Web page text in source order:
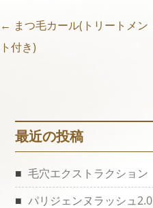
投
ー
← まつ毛カール(トリートメン
ト付き)
最近の投稿
毛穴エクストラクション
パリジェンヌラッシュ2.0